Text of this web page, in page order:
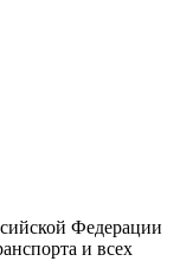
Федерации
и всех